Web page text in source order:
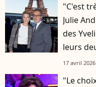
"C'est
Julie
des
leurs
17 avril 2026
"Le